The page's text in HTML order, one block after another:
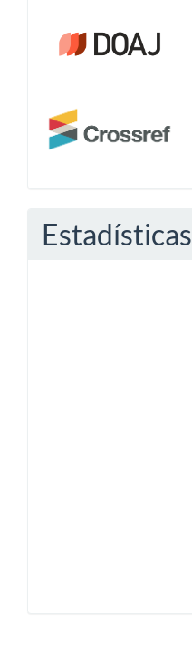
Estadísticas